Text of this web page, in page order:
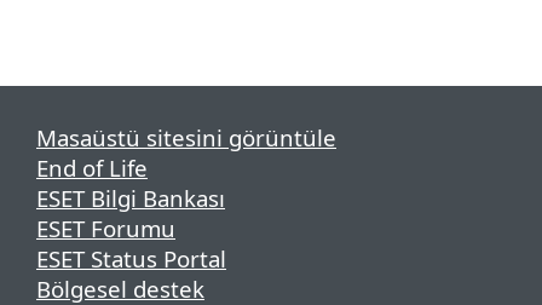
Masaüstü sitesini görüntüle
End of Life
ESET Bilgi Bankası
ESET Forumu
ESET Status Portal
Bölgesel destek